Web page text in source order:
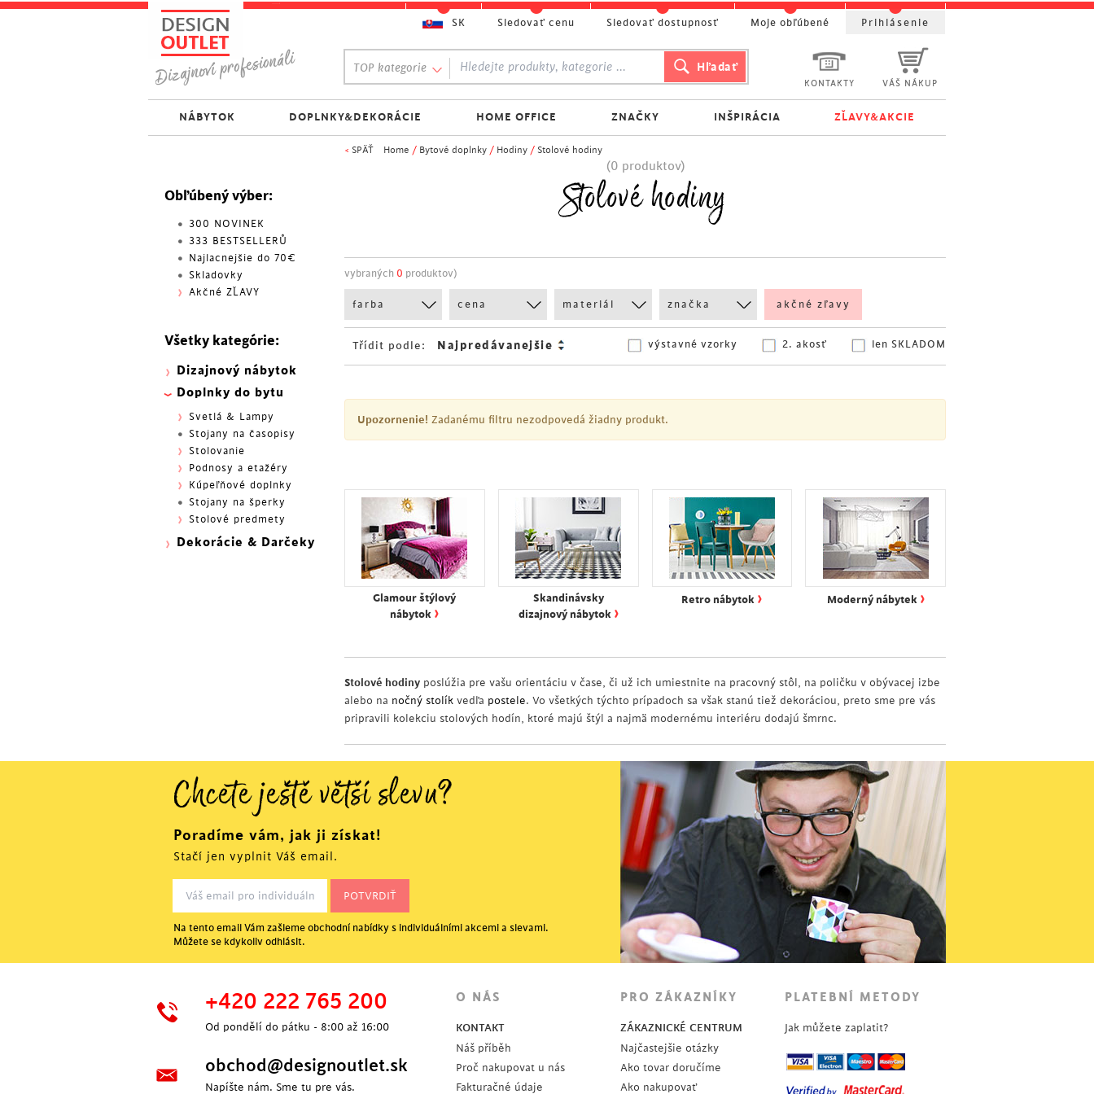
< SPÄŤ Home / Bytové doplnky / Hodiny / Stolové hodiny
(0 produktov)
Stolové hodiny
vybraných 0 produktov)
farba cena materiál značka akčné zľavy
Třídit podle: len SKLADOM
2. akosť
výstavné vzorky
Upozornenie! Zadanému filtru nezodpovedá žiadny produkt.
Glamour štýlový
nábytok ›
Skandinávsky
dizajnový nábytok ›
Retro nábytok › Moderný nábytek ›
Stolové hodiny poslúžia pre vašu orientáciu v čase, či už ich umiestnite na pracovný stôl, na poličku v obývacej izbe
alebo na nočný stolík vedľa postele. Vo všetkých týchto prípadoch sa však stanú tiež dekoráciou, preto sme pre vás
pripravili kolekciu stolových hodín, ktoré majú štýl a najmä modernému interiéru dodajú šmrnc.
Obľúbený výber:
300 NOVINEK
333 BESTSELLERŮ
Najlacnejšie do 70€
Skladovky
Akčné ZĽAVY
Všetky kategórie:
Dizajnový nábytok
Doplnky do bytu
Svetlá & Lampy
Stojany na časopisy
Stolovanie
Podnosy a etažéry
Kúpeľňové doplnky
Stojany na šperky
Stolové predmety
Dekorácie & Darčeky
KONTAKTY VÁŠ NÁKUP
TOP kategorie
NÁBYTOK DOPLNKY&DEKORÁCIE HOME OFFICE ZNAČKY INŠPIRÁCIA ZĽAVY&AKCIE
SK Sledovať cenu Sledovať dostupnosť Moje obľúbené Prihlásenie
Chcete ještě větší slevu?
Poradíme vám, jak ji získat!
Stačí jen vyplnit Váš email.
Na tento email Vám zašleme obchodní nabídky s individuálními akcemi a slevami.
Můžete se kdykoliv odhlásit.
+420 222 765 200
Od pondělí do pátku - 8:00 až 16:00
obchod@designoutlet.sk
Napíšte nám. Sme tu pre vás.
O NÁS
KONTAKT
Náš příběh
Proč nakupovat u nás
Fakturačné údaje
PRO ZÁKAZNÍKY
ZÁKAZNICKÉ CENTRUM
Najčastejšie otázky
Ako tovar doručíme
Ako nakupovať
PLATEBNÍ METODY
Jak můžete zaplatit?